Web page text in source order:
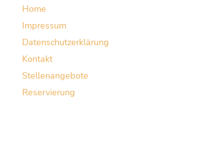
Home
Impressum
Datenschutzerklärung
Kontakt
Stellenangebote
Reservierung